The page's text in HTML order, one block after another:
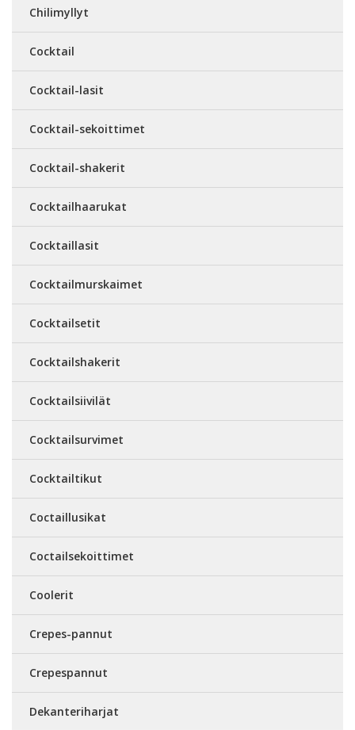
Chilimyllyt
Cocktail
Cocktail-lasit
Cocktail-sekoittimet
Cocktail-shakerit
Cocktailhaarukat
Cocktaillasit
Cocktailmurskaimet
Cocktailsetit
Cocktailshakerit
Cocktailsiivilät
Cocktailsurvimet
Cocktailtikut
Coctaillusikat
Coctailsekoittimet
Coolerit
Crepes-pannut
Crepespannut
Dekanteriharjat